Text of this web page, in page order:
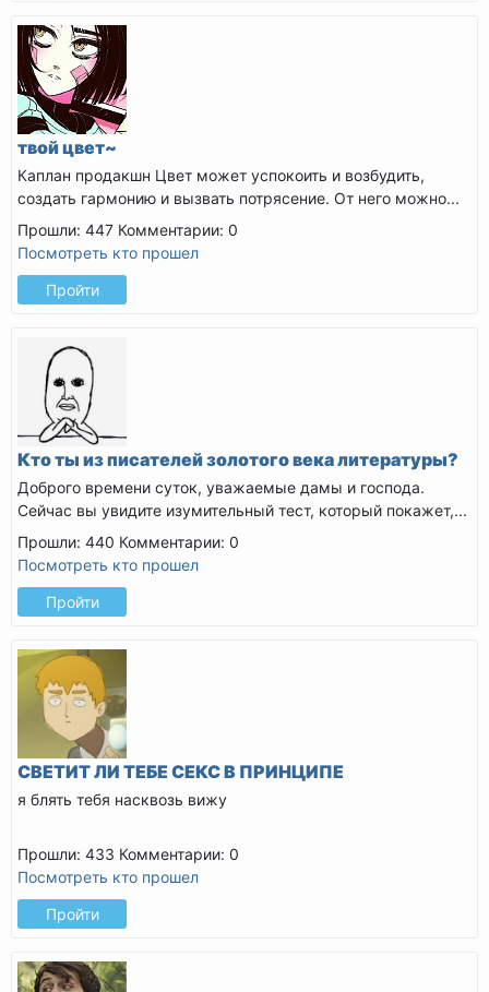
твой цвет~
Каплан продакшн Цвет может успокоить и возбудить,
создать гармонию и вызвать потрясение. От него можно...
Прошли: 447 Комментарии: 0
Посмотреть кто прошел
Пройти
Кто ты из писателей золотого века литературы?
Доброго времени суток, уважаемые дамы и господа.
Сейчас вы увидите изумительный тест, который покажет,...
Прошли: 440 Комментарии: 0
Посмотреть кто прошел
Пройти
СВЕТИТ ЛИ ТЕБЕ СЕКС В ПРИНЦИПЕ
я блять тебя насквозь вижу
Прошли: 433 Комментарии: 0
Посмотреть кто прошел
Пройти